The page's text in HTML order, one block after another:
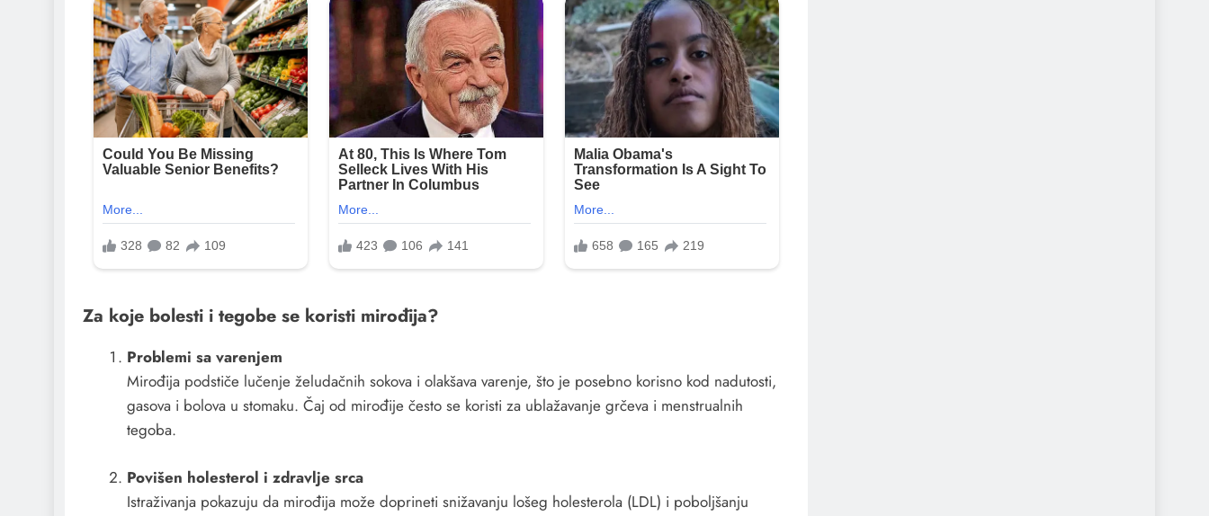
Za koje bolesti i tegobe se koristi mirođija?
Problemi sa varenjem
Mirođija podstiče lučenje želudačnih sokova i olakšava varenje, što je posebno korisno kod nadutosti,
gasova i bolova u stomaku. Čaj od mirođije često se koristi za ublažavanje grčeva i menstrualnih
tegoba.
Povišen holesterol i zdravlje srca
Istraživanja pokazuju da mirođija može doprineti snižavanju lošeg holesterola (LDL) i poboljšanju